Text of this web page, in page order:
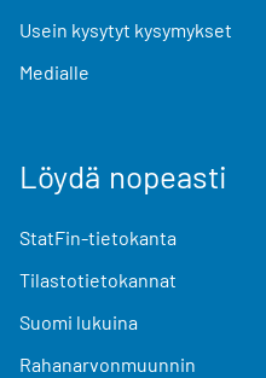
Usein kysytyt kysymykset
Medialle
Löydä nopeasti
StatFin-tietokanta
Tilastotietokannat
Suomi lukuina
Rahanarvonmuunnin